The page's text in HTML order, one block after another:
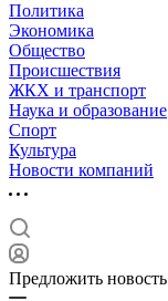
Политика
Экономика
Общество
Происшествия
ЖКХ и транспорт
Наука и образование
Спорт
Культура
Новости компаний
Предложить новость